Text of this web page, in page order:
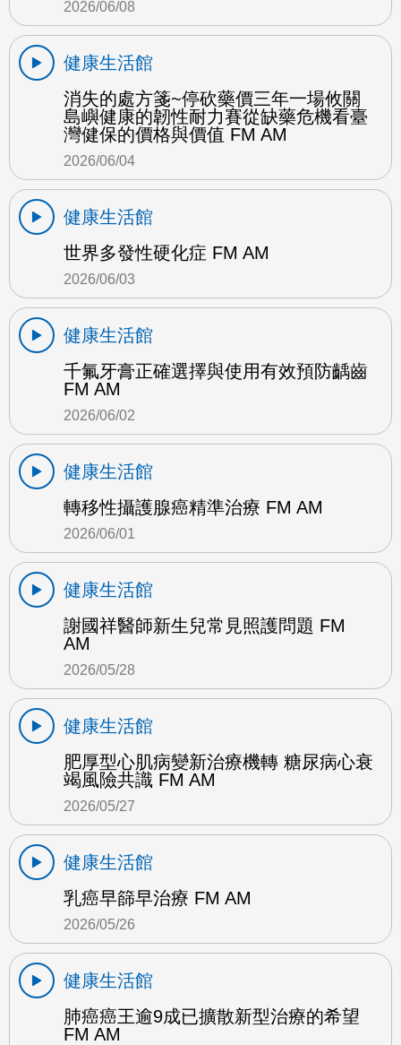
2026/06/08
健康生活館
消失的處方箋~停砍藥價三年一場攸關
島嶼健康的韌性耐力賽從缺藥危機看臺
灣健保的價格與價值 FM AM
2026/06/04
健康生活館
世界多發性硬化症 FM AM
2026/06/03
健康生活館
千氟牙膏正確選擇與使用有效預防齲齒
FM AM
2026/06/02
健康生活館
轉移性攝護腺癌精準治療 FM AM
2026/06/01
健康生活館
謝國祥醫師新生兒常見照護問題 FM
AM
2026/05/28
健康生活館
肥厚型心肌病變新治療機轉 糖尿病心衰
竭風險共識 FM AM
2026/05/27
健康生活館
乳癌早篩早治療 FM AM
2026/05/26
健康生活館
肺癌癌王逾9成已擴散新型治療的希望
FM AM